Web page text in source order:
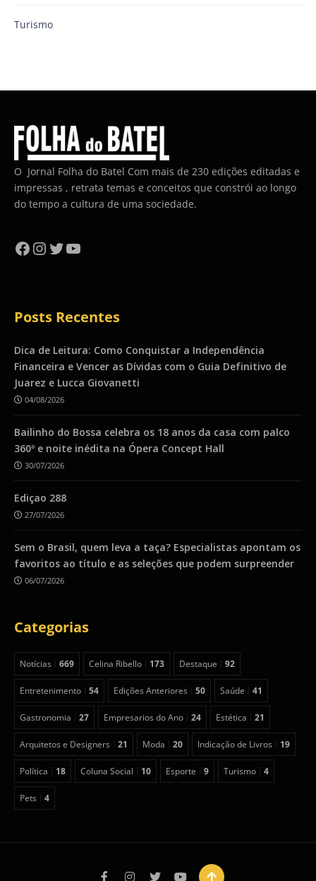
Turismo
O Jornal Folha do Batel Com mais de 230 edições editadas e
impressas , retrata temas e conceitos que constrói ao longo
do tempo a cultura de uma sociedade.
Facebook
Instagram
Twitter
YouTube
Posts Recentes
Dica de Leitura: Como Conquistar a Independência
Financeira e Vencer as Dívidas com o Guia Definitivo de
Juarez e Lucca Giovanetti
04/08/2026
Bailinho do Bossa celebra os 18 anos da casa com palco
360º e noite inédita na Ópera Concept Hall
30/07/2026
Ediçao 288
27/07/2026
Sem o Brasil, quem leva a taça? Especialistas apontam os
favoritos ao título e as seleções que podem surpreender
06/07/2026
Categorias
Notícias 669 Celina Ribello 173 Destaque 92
Entretenimento 54 Edições Anteriores 50 Saúde 41
Gastronomia 27 Empresarios do Ano 24 Estética 21
Arquitetos e Designers 21 Moda 20 Indicação de Livros 19
Política 18 Coluna Social 10 Esporte 9 Turismo 4
Pets 4